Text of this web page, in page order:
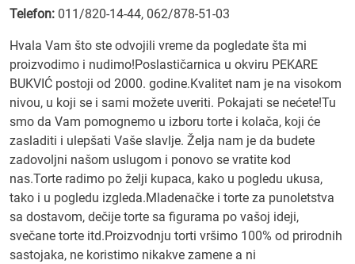
Telefon: 011/820-14-44, 062/878-51-03
Hvala Vam što ste odvojili vreme da pogledate šta mi
proizvodimo i nudimo!Poslastičarnica u okviru PEKARE
BUKVIĆ postoji od 2000. godine.Kvalitet nam je na visokom
nivou, u koji se i sami možete uveriti. Pokajati se nećete!Tu
smo da Vam pomognemo u izboru torte i kolača, koji će
zasladiti i ulepšati Vaše slavlje. Želja nam je da budete
zadovoljni našom uslugom i ponovo se vratite kod
nas.Torte radimo po želji kupaca, kako u pogledu ukusa,
tako i u pogledu izgleda.Mladenačke i torte za punoletstva
sa dostavom, dečije torte sa figurama po vašoj ideji,
svečane torte itd.Proizvodnju torti vršimo 100% od prirodnih
sastojaka, ne koristimo nikakve zamene a ni